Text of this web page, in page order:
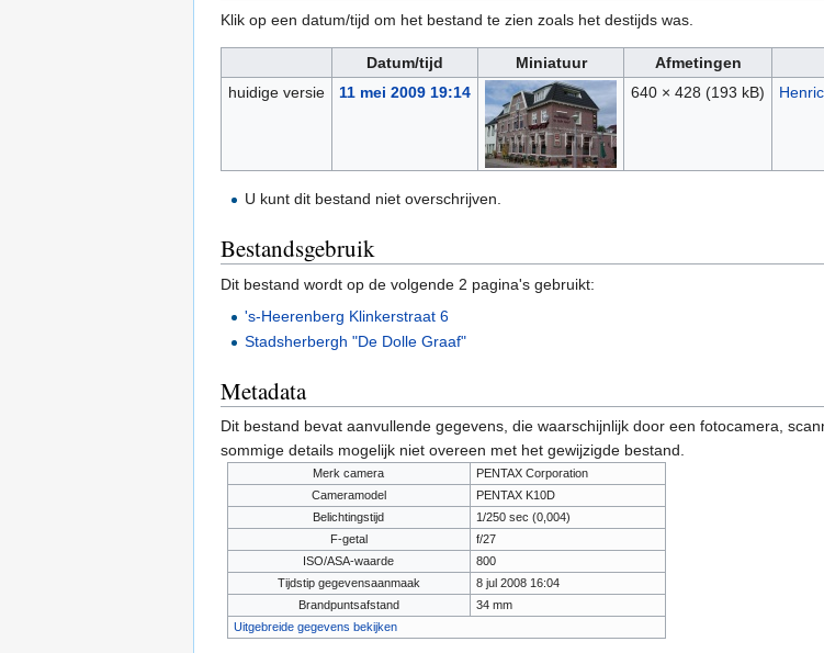
Klik op een datum/tijd om het bestand te zien zoals het destijds was.
Datum/tijd Miniatuur Afmetingen
huidige versie
11 mei 2009 19:14 640 × 428 (193 kB)
U kunt dit bestand niet overschrijven.
Bestandsgebruik
Dit bestand wordt op de volgende 2 pagina's gebruikt:
's-Heerenberg Klinkerstraat 6
Stadsherbergh "De Dolle Graaf"
Metadata
Dit bestand bevat aanvullende gegevens, die waarschijnlijk door een fotocamera,
sommige details mogelijk niet overeen met het gewijzigde bestand.
Merk camera
PENTAX Corporation
Cameramodel
PENTAX K10D
Belichtingstijd
1/250 sec (0,004)
F-getal
f/27
ISO/ASA-waarde
800
Tijdstip gegevensaanmaak
8 jul 2008 16:04
Brandpuntsafstand
34 mm
Uitgebreide gegevens bekijken